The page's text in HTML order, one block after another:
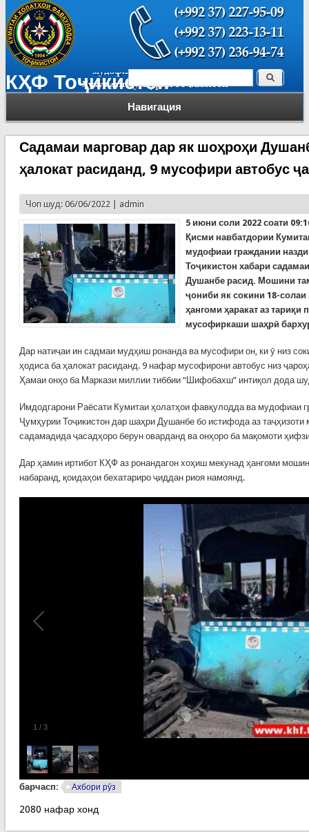
КҲФ Тоҷикистон
Навигация
Форма поиска Поиск
Садамаи марговар дар як шоҳроҳи
ҳалокат расиданд, 9 мусофири автобус
Чоп шуд: 06/06/2022 | admin
5 июни соли 2022 соати
Қисми навбатдории
мудофиаи граждании
Тоҷикистон хабари
Душанбе расид. Мошини
ҷониби як сокини 18-
ҳангоми ҳаракат аз тариқи
мусофиркаши шаҳрӣ
Дар натиҷаи ин садмаи мудҳиш ронанда ва мусофири он, ки ӯ низ
ҳодиса ба ҳалокат расиданд. 9 нафар мусофирони автобус низ
Ҳамаи онҳо ба Маркази миллии тиббии “Шифобахш” интиқол дода
Имдодгарони Раёсати Кумитаи ҳолатҳои фавқулодда ва мудофиаи
Ҷумҳурии Тоҷикистон дар шаҳри Душанбе бо истифода аз
садамадида ҷасадҳоро берун оварданд ва онҳоро ба мақомоти
Дар ҳамин иртибот КҲФ аз ронандагон хоҳиш мекунад ҳангоми
набаранд, қоидаҳои бехатариро ҷиддан риоя намоянд.
1 / 3
барчасп: Ахбори рӯз
2080 нафар хонд